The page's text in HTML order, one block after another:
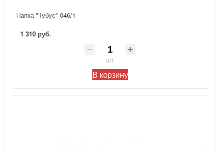
Папка "Тубус" 046/1
1 310 руб.
шт
В корзину